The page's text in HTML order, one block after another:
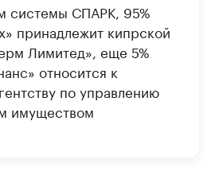
системы СПАРК, 95%
принадлежит кипрской
Лимитед», еще 5%
относится к
по управлению
имуществом